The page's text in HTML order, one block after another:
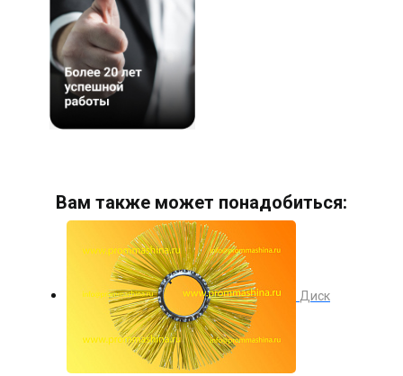
Вам также может понадобиться:
Диск